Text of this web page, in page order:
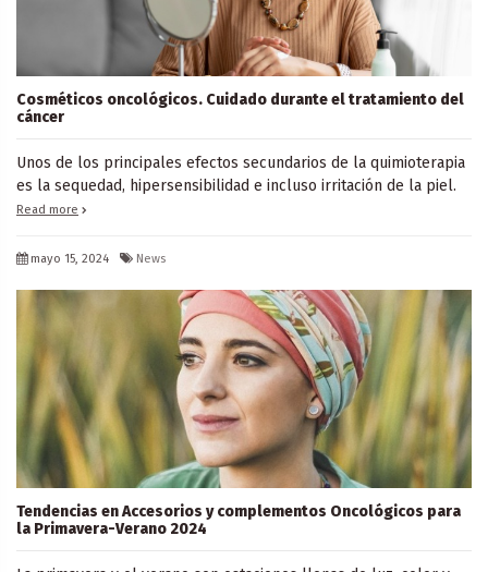
Cosméticos oncológicos. Cuidado durante el tratamiento del
cáncer
Unos de los principales efectos secundarios de la quimioterapia
es la sequedad, hipersensibilidad e incluso irritación de la piel.
Read more
mayo 15, 2024 News
Tendencias en Accesorios y complementos Oncológicos para
la Primavera-Verano 2024